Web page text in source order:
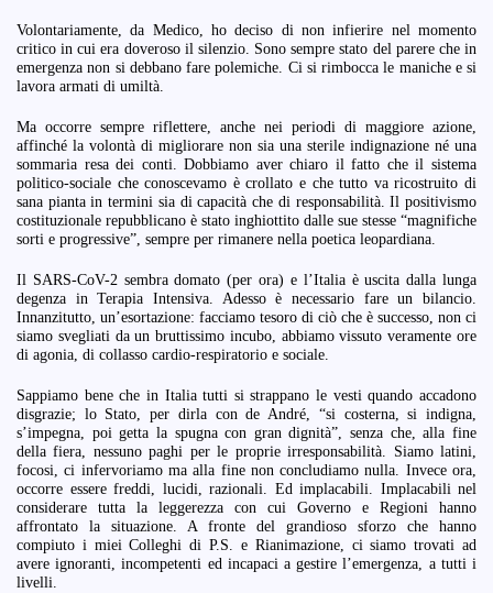
Volontariamente, da Medico, ho deciso di non infierire nel momento
critico in cui era doveroso il silenzio. Sono sempre stato del parere che in
emergenza non si debbano fare polemiche. Ci si rimbocca le maniche e si
lavora armati di umiltà.
Ma occorre sempre riflettere, anche nei periodi di maggiore azione,
affinché la volontà di migliorare non sia una sterile indignazione né una
sommaria resa dei conti. Dobbiamo aver chiaro il fatto che il sistema
politico-sociale che conoscevamo è crollato e che tutto va ricostruito di
sana pianta in termini sia di capacità che di responsabilità. Il positivismo
costituzionale repubblicano è stato inghiottito dalle sue stesse “magnifiche
sorti e progressive”, sempre per rimanere nella poetica leopardiana.
Il SARS-CoV-2 sembra domato (per ora) e l’Italia è uscita dalla lunga
degenza in Terapia Intensiva. Adesso è necessario fare un bilancio.
Innanzitutto, un’esortazione: facciamo tesoro di ciò che è successo, non ci
siamo svegliati da un bruttissimo incubo, abbiamo vissuto veramente ore
di agonia, di collasso cardio-respiratorio e sociale.
Sappiamo bene che in Italia tutti si strappano le vesti quando accadono
disgrazie; lo Stato, per dirla con de André, “si costerna, si indigna,
s’impegna, poi getta la spugna con gran dignità”, senza che, alla fine
della fiera, nessuno paghi per le proprie irresponsabilità. Siamo latini,
focosi, ci infervoriamo ma alla fine non concludiamo nulla. Invece ora,
occorre essere freddi, lucidi, razionali. Ed implacabili. Implacabili nel
considerare tutta la leggerezza con cui Governo e Regioni hanno
affrontato la situazione. A fronte del grandioso sforzo che hanno
compiuto i miei Colleghi di P.S. e Rianimazione, ci siamo trovati ad
avere ignoranti, incompetenti ed incapaci a gestire l’emergenza, a tutti i
livelli.